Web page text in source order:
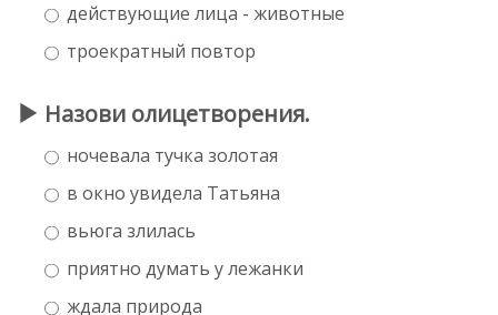
действующие лица - животные
троекратный повтор
Назови олицетворения.
ночевала тучка золотая
в окно увидела Татьяна
вьюга злилась
приятно думать у лежанки
ждала природа